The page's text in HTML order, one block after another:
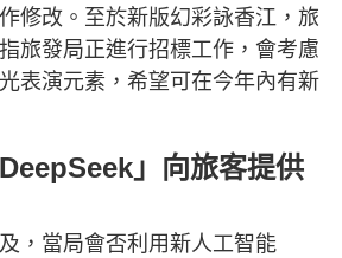
修改。至於新版幻彩詠香江，旅
旅發局正進行招標工作，會考慮
表演元素，希望可在今年內有新
」向旅客提供
，當局會否利用新人工智能